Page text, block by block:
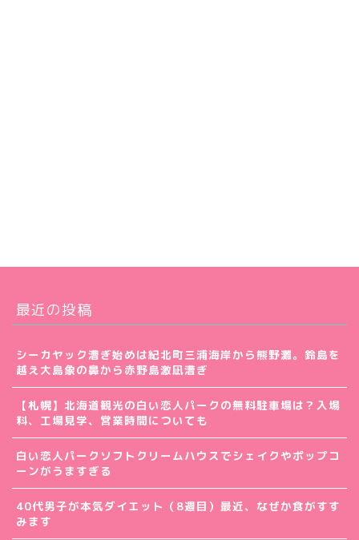
最近の投稿
シーカヤック漕ぎ始めは紀北町三浦海岸から熊野灘。鈴島を
越え大島象の鼻から赤野島激凪漕ぎ
【札幌】北海道観光の白い恋人パークの無料駐車場は？入場
料、工場見学、営業時間についても
白い恋人パークソフトクリームハウスでシェイクやポップコ
ーンがうますぎる
40代男子が本気ダイエット（8週目）最近、なぜか食がすす
みます